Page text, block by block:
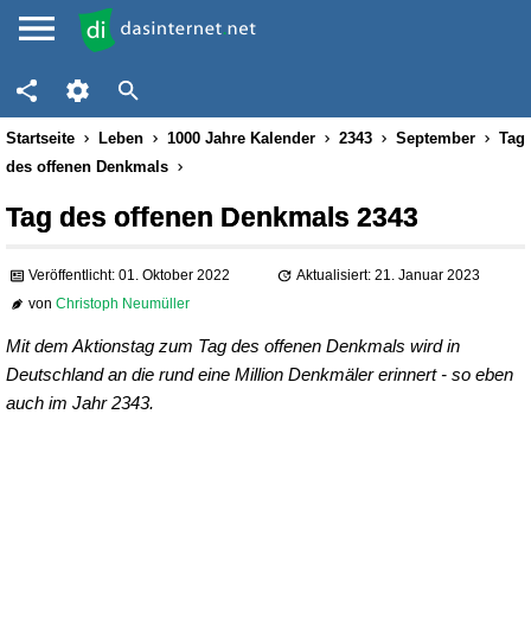
Startseite Leben 1000 Jahre Kalender 2343 September
Tag
des offenen Denkmals
Tag des offenen Denkmals 2343
Veröffentlicht: 01. Oktober 2022
Aktualisiert: 21. Januar 2023
vonChristoph Neumüller
Mit dem Aktionstag zum Tag des offenen Denkmals wird in
Deutschland an die rund eine Million Denkmäler erinnert - so eben
auch im Jahr 2343.